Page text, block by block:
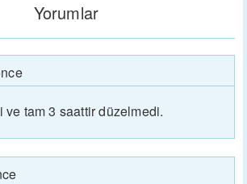
Yorumlar
tam 3 saattir düzelmedi.